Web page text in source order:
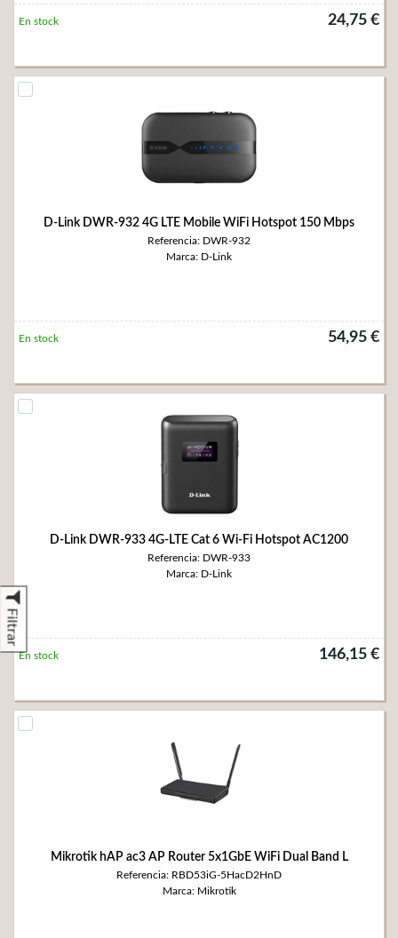
Filtrar
24,75 €
En stock
D-Link DWR-932 4G LTE Mobile WiFi Hotspot 150 Mbps
Referencia: DWR-932
Marca: D-Link
54,95 €
En stock
D-Link DWR-933 4G-LTE Cat 6 Wi-Fi Hotspot AC1200
Referencia: DWR-933
Marca: D-Link
146,15 €
En stock
Mikrotik hAP ac3 AP Router 5x1GbE WiFi Dual Band L
Referencia: RBD53iG-5HacD2HnD
Marca: Mikrotik